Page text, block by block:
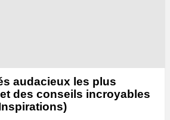
audacieux les plus
des conseils incroyables